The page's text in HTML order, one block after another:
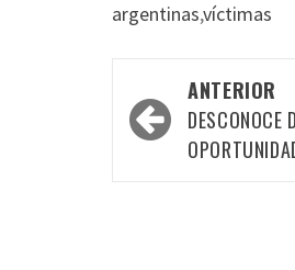
argentinas,víctimas
Navegación
por
ANTERIOR
DESCONOCE